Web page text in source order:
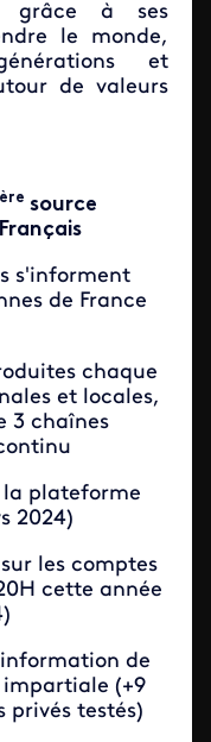
grâce à ses
le monde,
et
de valeurs
ère source
s'informent
de France
chaque
et locales,
3 chaînes
la plateforme
2024)
les comptes
cette année
de
impartiale (+9
privés testés)